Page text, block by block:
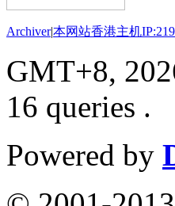
Archiver|本网站香港主机
GMT+8,
16 queries .
Powered by